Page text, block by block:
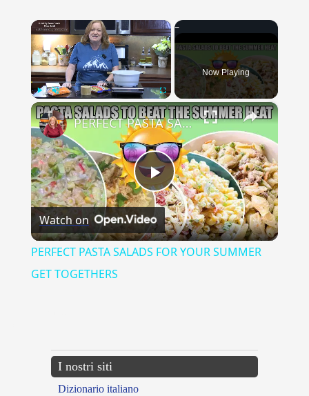
×
Play Unmute Fullscreen
Now Playing
×
Play
Video
PERFECT PASTA SALADS FOR YOUR SUMMER GET TOGETHERS
Watch on
PERFECT PASTA SALADS FOR YOUR SUMMER
GET TOGETHERS
I nostri siti
Dizionario italiano